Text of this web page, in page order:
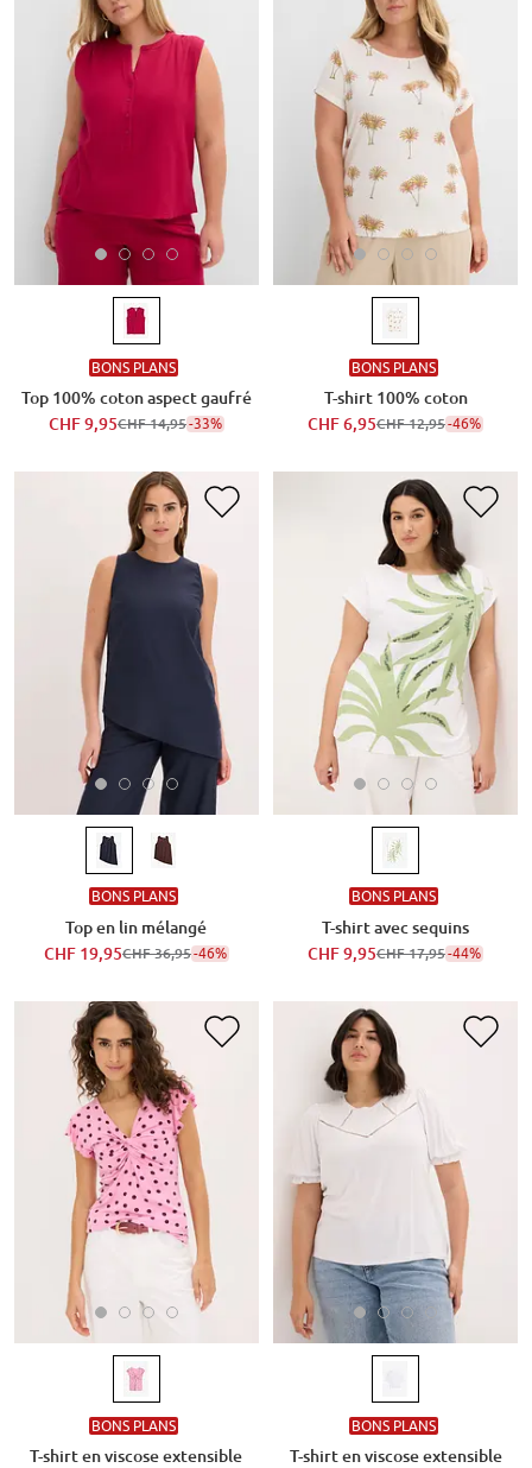
BONS PLANS
Top 100% coton aspect gaufré
CHF 9,95CHF 14,95-33%
BONS PLANS
T-shirt 100% coton
CHF 6,95CHF 12,95-46%
BONS PLANS
Top en lin mélangé
CHF 19,95CHF 36,95-46%
BONS PLANS
T-shirt avec sequins
CHF 9,95CHF 17,95-44%
BONS PLANS
T-shirt en viscose extensible
BONS PLANS
T-shirt en viscose extensible